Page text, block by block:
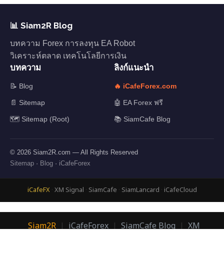
📊 Siam2R Blog
บทความ Forex การลงทุน EA Robot
วิเคราะห์ตลาด เทคโนโลยีการเงิน
บทความ
📝 Blog
📄 Sitemap
🗺️ Sitemap (Root)
ลิงก์แนะนำ
🔥 iCafeForex.com
🤖 EA Forex ฟรี
📚 SiamCafe Blog
© 2026 Siam2R.com — All Rights Reserved
Sitemap · Blog · iCafeForex
iCafeFX· XM Signal · SiamCafe · SiamLancard · iCafeCloud
Siam2R | iCafeForex | SiamCafe Blog | XM